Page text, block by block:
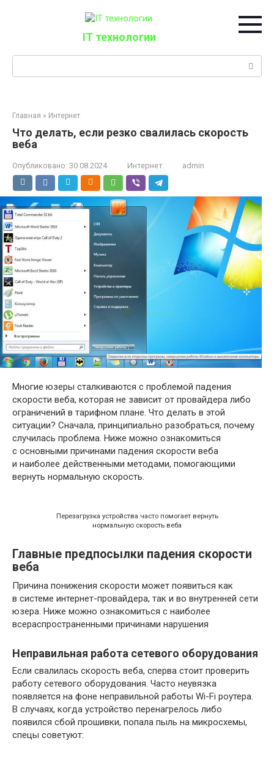
IT технологии
Главная » Интернет
Что делать, если резко свалилась скорость
веба
Опубликовано: 30.08.2024 Интернет admin
Многие юзеры сталкиваются с проблемой падения
скорости веба, которая не зависит от провайдера либо
ограничений в тарифном плане. Что делать в этой
ситуации? Сначала, принципиально разобраться, почему
случилась проблема. Ниже можно ознакомиться
с основными причинами падения скорости веба
и наиболее действенными методами, помогающими
вернуть нормальную скорость.
Перезагрузка устройства часто помогает вернуть
нормальную скорость веба
Главные предпосылки падения скорости
веба
Причина понижения скорости может появиться как
в системе интернет-провайдера, так и во внутренней сети
юзера. Ниже можно ознакомиться с наиболее
всераспространенными причинами нарушения
Неправильная работа сетевого оборудования
Если свалилась скорость веба, сперва стоит проверить
работу сетевого оборудования. Часто неувязка
появляется на фоне неправильной работы Wi-Fi роутера.
В случаях, когда устройство перенагрелось либо
появился сбой прошивки, попала пыль на микросхемы,
спецы советуют: